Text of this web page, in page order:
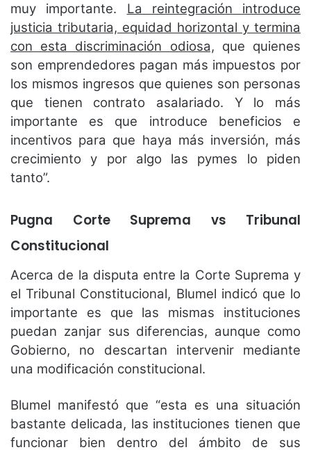
muy importante. La reintegración introduce
justicia tributaria, equidad horizontal y termina
con esta discriminación odiosa, que quienes
son emprendedores pagan más impuestos por
los mismos ingresos que quienes son personas
que tienen contrato asalariado. Y lo más
importante es que introduce beneficios e
incentivos para que haya más inversión, más
crecimiento y por algo las pymes lo piden
tanto”.
Pugna Corte Suprema vs Tribunal
Constitucional
Acerca de la disputa entre la Corte Suprema y
el Tribunal Constitucional, Blumel indicó que lo
importante es que las mismas instituciones
puedan zanjar sus diferencias, aunque como
Gobierno, no descartan intervenir mediante
una modificación constitucional.
Blumel manifestó que “esta es una situación
bastante delicada, las instituciones tienen que
funcionar bien dentro del ámbito de sus